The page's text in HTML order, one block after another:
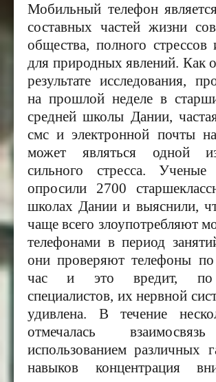
Мобильный телефон
составных частей жизни
общества, полного
для природных явлений. Как
результате исследования,
на прошлой неделе в
средней школы Дании,
смс и электронной почты
может являться одной
сильного стресса. Ученые
опросили 2700
школах Дании и выяснили,
чаще всего злоупотребляют
телефонами в период
они проверяют телефоны
час и это вредит, по
специалистов, их нервной
удивлена. В течение
отмечалась
использованием различных
навыков концентрация